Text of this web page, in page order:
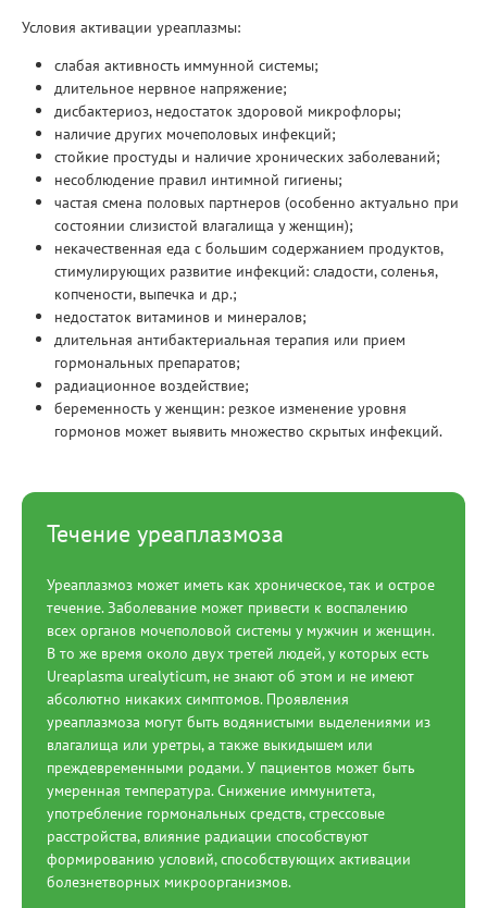
Условия активации уреаплазмы:
слабая активность иммунной системы;
длительное нервное напряжение;
дисбактериоз, недостаток здоровой микрофлоры;
наличие других мочеполовых инфекций;
стойкие простуды и наличие хронических заболеваний;
несоблюдение правил интимной гигиены;
частая смена половых партнеров (особенно актуально при
состоянии слизистой влагалища у женщин);
некачественная еда с большим содержанием продуктов,
стимулирующих развитие инфекций: сладости, соленья,
копчености, выпечка и др.;
недостаток витаминов и минералов;
длительная антибактериальная терапия или прием
гормональных препаратов;
радиационное воздействие;
беременность у женщин: резкое изменение уровня
гормонов может выявить множество скрытых инфекций.
Течение уреаплазмоза
Уреаплазмоз может иметь как хроническое, так и острое
течение. Заболевание может привести к воспалению
всех органов мочеполовой системы у мужчин и женщин.
В то же время около двух третей людей, у которых есть
Ureaplasma urealyticum, не знают об этом и не имеют
абсолютно никаких симптомов. Проявления
уреаплазмоза могут быть водянистыми выделениями из
влагалища или уретры, а также выкидышем или
преждевременными родами. У пациентов может быть
умеренная температура. Снижение иммунитета,
употребление гормональных средств, стрессовые
расстройства, влияние радиации способствуют
формированию условий, способствующих активации
болезнетворных микроорганизмов.